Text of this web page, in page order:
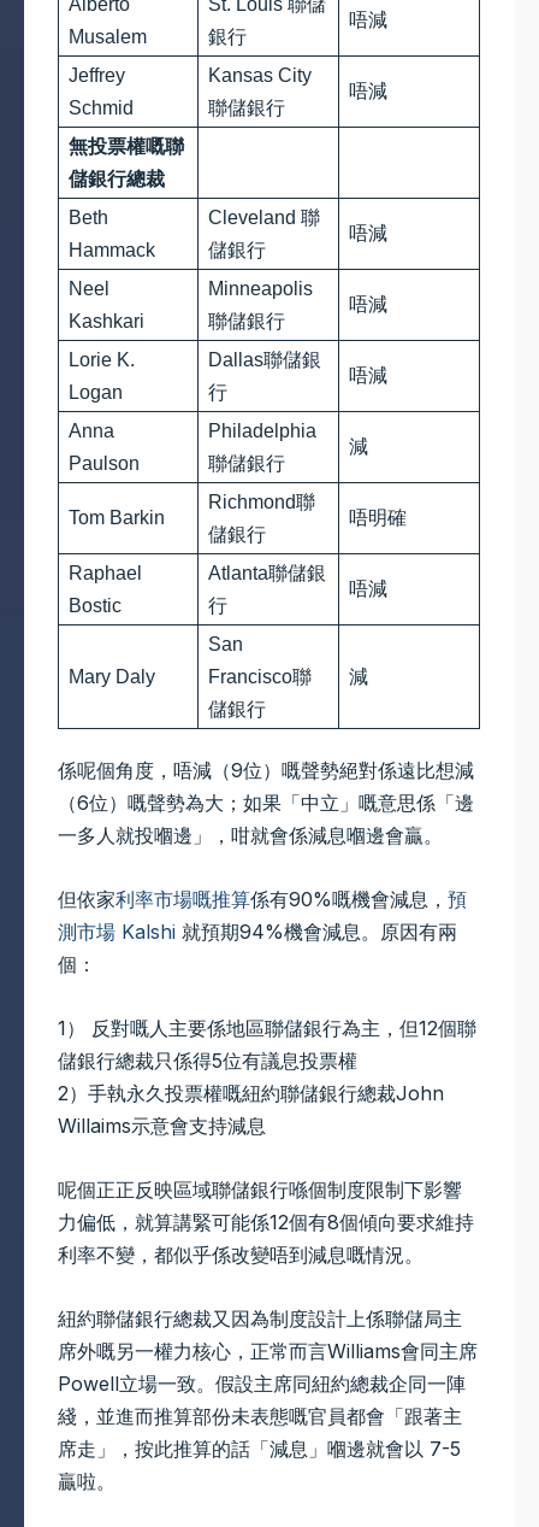
Alberto
Musalem
St. Louis 聯儲
銀行
唔減
Jeffrey
Schmid
Kansas City
聯儲銀行
唔減
無投票權嘅聯
儲銀行總裁
Beth
Hammack
Cleveland 聯
儲銀行
唔減
Neel
Kashkari
Minneapolis
聯儲銀行
唔減
Lorie K.
Logan
Dallas聯儲銀
行
唔減
Anna
Paulson
Philadelphia
聯儲銀行
減
Tom Barkin
Richmond聯
儲銀行
唔明確
Raphael
Bostic
Atlanta聯儲銀
行
唔減
Mary Daly
San
Francisco聯
儲銀行
減
係呢個角度，唔減（9位）嘅聲勢絕對係遠比想減
（6位）嘅聲勢為大；如果「中立」嘅意思係「邊
一多人就投嗰邊」，咁就會係減息嗰邊會贏。
但依家利率市場嘅推算係有90%嘅機會減息，預
測市場 Kalshi 就預期94%機會減息。原因有兩
個：
1） 反對嘅人主要係地區聯儲銀行為主，但12個聯
儲銀行總裁只係得5位有議息投票權
2）手執永久投票權嘅紐約聯儲銀行總裁John
Willaims示意會支持減息
呢個正正反映區域聯儲銀行喺個制度限制下影響
力偏低，就算講緊可能係12個有8個傾向要求維持
利率不變，都似乎係改變唔到減息嘅情況。
紐約聯儲銀行總裁又因為制度設計上係聯儲局主
席外嘅另一權力核心，正常而言Williams會同主席
Powell立場一致。假設主席同紐約總裁企同一陣
綫，並進而推算部份未表態嘅官員都會「跟著主
席走」，按此推算的話「減息」嗰邊就會以 7-5
贏啦。